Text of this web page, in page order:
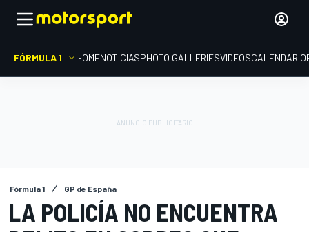
FÓRMULA 1 HOMENOTICIASPHOTO GALLERIESVIDEOSCALENDARIO
Fórmula 1 GP de España
LA POLICÍA NO ENCUENTRA